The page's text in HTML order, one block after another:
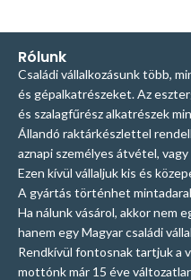
Rólunk
Családi vállalkozásunk több,
és gépalkatrészeket. Az
és szalagfűrész alkatrészek
Állandó raktárkészlettel
aznapi személyes átvétel,
Ezen kívül vállaljuk kis és
A gyártás történhet
Ha nálunk vásárol, akkor nem
hanem egy Magyar családi
Rendkívül fontosnak tartjuk a
mottónk már 15 éve